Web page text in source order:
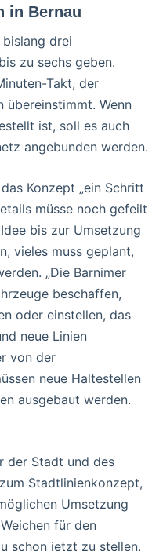
in Bernau
drei
zu sechs geben.
Takt, der
übereinstimmt. Wenn
ist, soll es auch
angebunden werden.
Konzept „ein Schritt
müsse noch gefeilt
bis zur Umsetzung
vieles muss geplant,
„Die Barnimer
beschaffen,
oder einstellen, das
neue Linien
von der
neue Haltestellen
ausgebaut werden.
der Stadt und des
Stadtlinienkonzept,
Umsetzung
für den
schon jetzt zu stellen.